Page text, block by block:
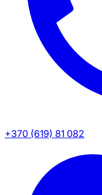
+370 (619) 81 082